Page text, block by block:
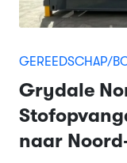
GEREEDSCHAP/
Grydale
naar